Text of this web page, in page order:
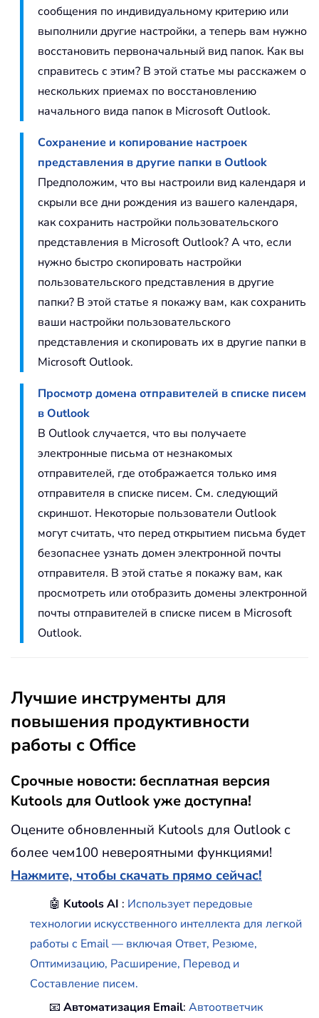
сообщения по индивидуальному критерию или
выполнили другие настройки, а теперь вам нужно
восстановить первоначальный вид папок. Как вы
справитесь с этим? В этой статье мы расскажем о
нескольких приемах по восстановлению
начального вида папок в Microsoft Outlook.
Сохранение и копирование настроек
представления в другие папки в Outlook
Предположим, что вы настроили вид календаря и
скрыли все дни рождения из вашего календаря,
как сохранить настройки пользовательского
представления в Microsoft Outlook? А что, если
нужно быстро скопировать настройки
пользовательского представления в другие
папки? В этой статье я покажу вам, как сохранить
ваши настройки пользовательского
представления и скопировать их в другие папки в
Microsoft Outlook.
Просмотр домена отправителей в списке писем
в Outlook
В Outlook случается, что вы получаете
электронные письма от незнакомых
отправителей, где отображается только имя
отправителя в списке писем. См. следующий
скриншот. Некоторые пользователи Outlook
могут считать, что перед открытием письма будет
безопаснее узнать домен электронной почты
отправителя. В этой статье я покажу вам, как
просмотреть или отобразить домены электронной
почты отправителей в списке писем в Microsoft
Outlook.
Лучшие инструменты для
повышения продуктивности
работы с Office
Срочные новости: бесплатная версия
Kutools для Outlook уже доступна!
Оцените обновленный Kutools для Outlook с
более чем100 невероятными функциями!
Нажмите, чтобы скачать прямо сейчас!
🤖 Kutools AI : Использует передовые
технологии искусственного интеллекта для легкой
работы с Email — включая Ответ, Резюме,
Оптимизацию, Расширение, Перевод и
Составление писем.
📧Автоматизация Email:Автоответчик